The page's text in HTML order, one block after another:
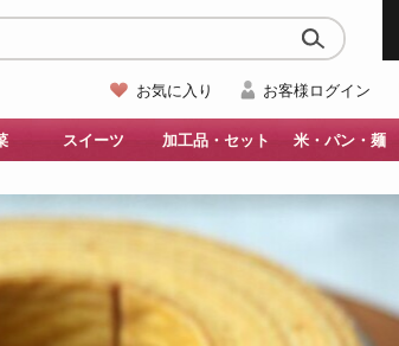
お気に入り お客様ログイン
スイーツ 加工品・セット 米・パン・麺